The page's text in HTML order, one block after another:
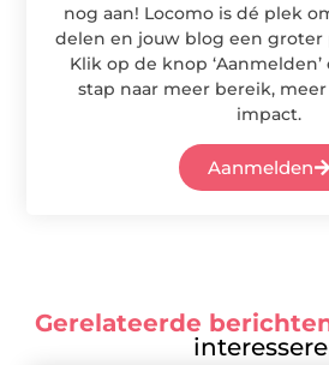
nog aan! Locomo is dé plek
delen en jouw blog een groter
Klik op de knop
stap naar meer bereik,
impact.
Aanmelden
Gerelateerde